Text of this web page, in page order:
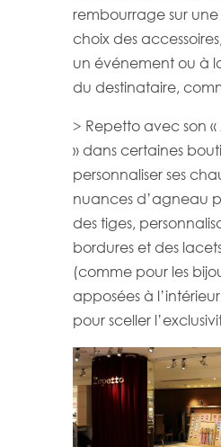
rembourrage sur
choix des
un événement ou à
du destinataire,
> Repetto avec son
» dans certaines
personnaliser ses
nuances d’agneau
des tiges,
bordures et des
(comme pour les
apposées à
pour sceller